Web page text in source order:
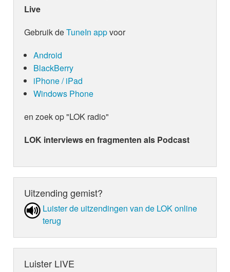
Live
Gebruik deTuneIn appvoor
Android
BlackBerry
iPhone / iPad
Windows Phone
en zoek op "LOK radio"
LOK interviews en fragmenten als Podcast
Uitzending gemist?
Luister de uit­zen­din­gen van de LOK online
terug
Luister LIVE